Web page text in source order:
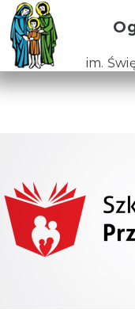
Skip
to
the
content
im.